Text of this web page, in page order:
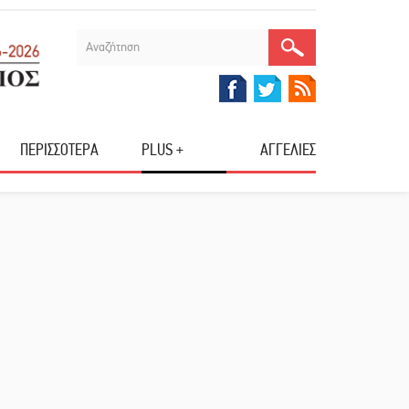
ΠΕΡΙΣΣΟΤΕΡΑ PLUS + ΑΓΓΕΛΙΕΣ